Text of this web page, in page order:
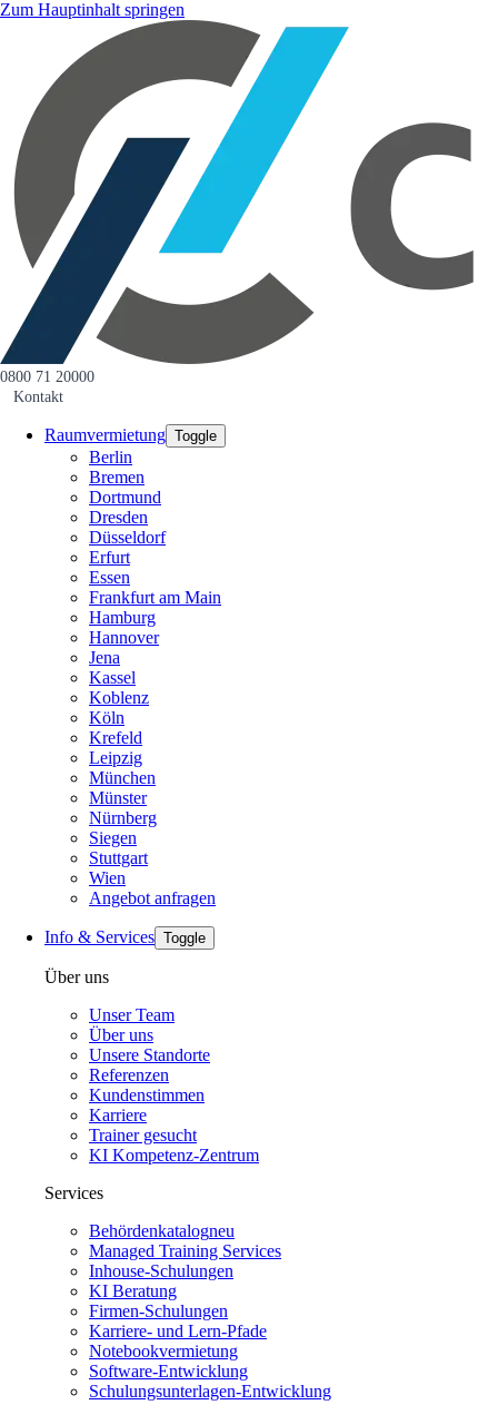
Zum Hauptinhalt springen
0800 71 20000
Kontakt
Raumvermietung Toggle
Berlin
Bremen
Dortmund
Dresden
Düsseldorf
Erfurt
Essen
Frankfurt am Main
Hamburg
Hannover
Jena
Kassel
Koblenz
Köln
Krefeld
Leipzig
München
Münster
Nürnberg
Siegen
Stuttgart
Wien
Angebot anfragen
Info & Services Toggle
Über uns
Unser Team
Über uns
Unsere Standorte
Referenzen
Kundenstimmen
Karriere
Trainer gesucht
KI Kompetenz-Zentrum
Services
Behördenkatalogneu
Managed Training Services
Inhouse-Schulungen
KI Beratung
Firmen-Schulungen
Karriere- und Lern-Pfade
Notebookvermietung
Software-Entwicklung
Schulungsunterlagen-Entwicklung